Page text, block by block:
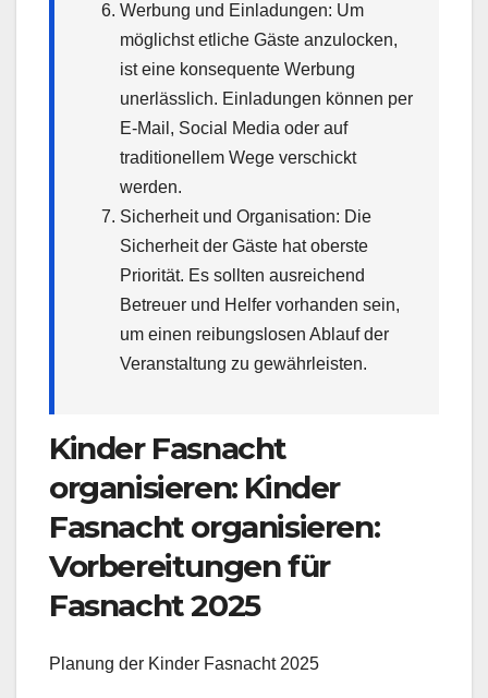
Werbung und Einladungen: Um
möglichst etliche Gäste anzulocken,
ist eine konsequente Werbung
unerlässlich. Einladungen können per
E-Mail, Social Media oder auf
traditionellem Wege verschickt
werden.
Sicherheit und Organisation: Die
Sicherheit der Gäste hat oberste
Priorität. Es sollten ausreichend
Betreuer und Helfer vorhanden sein,
um einen reibungslosen Ablauf der
Veranstaltung zu gewährleisten.
Kinder Fasnacht
organisieren: Kinder
Fasnacht organisieren:
Vorbereitungen für
Fasnacht 2025
Planung der Kinder Fasnacht 2025